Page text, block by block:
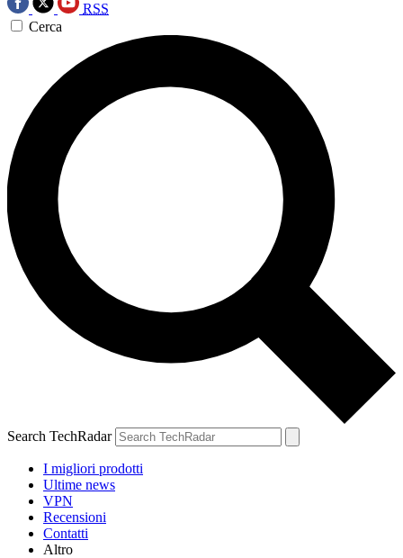
RSS
Cerca
Search TechRadar
I migliori prodotti
Ultime news
VPN
Recensioni
Contatti
Altro